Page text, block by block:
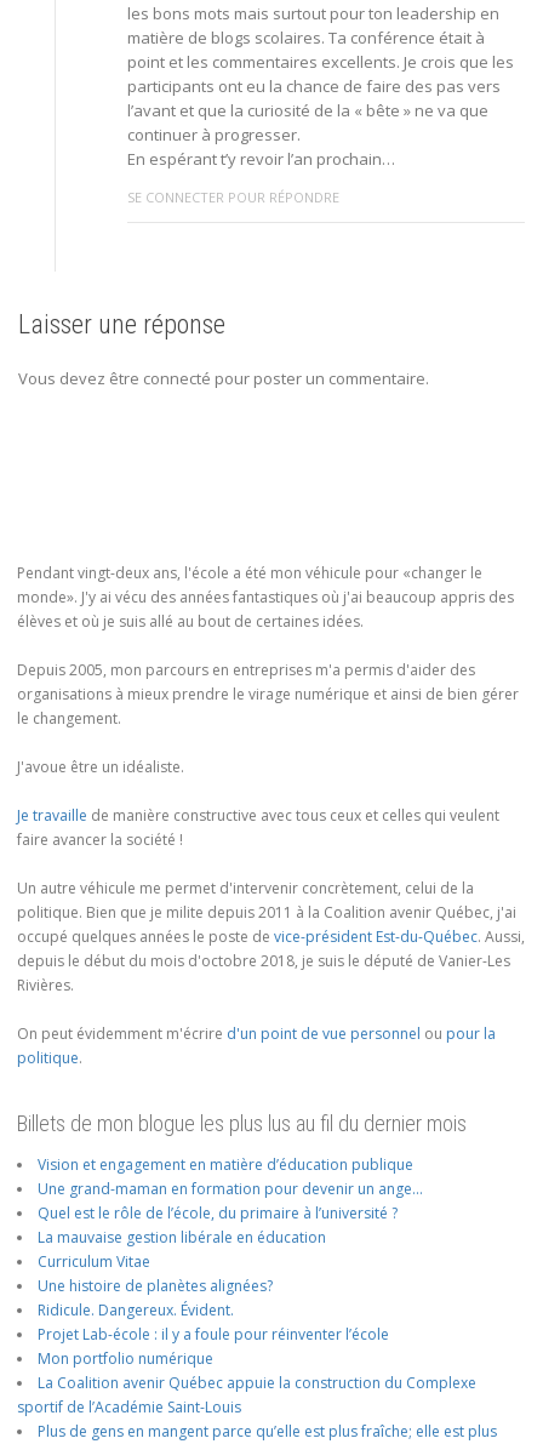
les bons mots mais surtout pour ton leadership en
matière de blogs scolaires. Ta conférence était à
point et les commentaires excellents. Je crois que les
participants ont eu la chance de faire des pas vers
l’avant et que la curiosité de la « bête » ne va que
continuer à progresser.
En espérant t’y revoir l’an prochain…
SE CONNECTER POUR RÉPONDRE
Laisser une réponse
Vous devez être connecté pour poster un commentaire.
Pendant vingt-deux ans, l'école a été mon véhicule pour «changer le
monde». J'y ai vécu des années fantastiques où j'ai beaucoup appris des
élèves et où je suis allé au bout de certaines idées.
Depuis 2005, mon parcours en entreprises m'a permis d'aider des
organisations à mieux prendre le virage numérique et ainsi de bien gérer
le changement.
J'avoue être un idéaliste.
Je travaille de manière constructive avec tous ceux et celles qui veulent
faire avancer la société !
Un autre véhicule me permet d'intervenir concrètement, celui de la
politique. Bien que je milite depuis 2011 à la Coalition avenir Québec, j'ai
occupé quelques années le poste de vice-président Est-du-Québec. Aussi,
depuis le début du mois d'octobre 2018, je suis le député de Vanier-Les
Rivières.
On peut évidemment m'écrire d'un point de vue personnel ou pour la
politique.
Billets de mon blogue les plus lus au fil du dernier mois
Vision et engagement en matière d’éducation publique
Une grand-maman en formation pour devenir un ange…
Quel est le rôle de l’école, du primaire à l’université ?
La mauvaise gestion libérale en éducation
Curriculum Vitae
Une histoire de planètes alignées?
Ridicule. Dangereux. Évident.
Projet Lab-école : il y a foule pour réinventer l’école
Mon portfolio numérique
La Coalition avenir Québec appuie la construction du Complexe
sportif de l’Académie Saint-Louis
Plus de gens en mangent parce qu’elle est plus fraîche; elle est plus